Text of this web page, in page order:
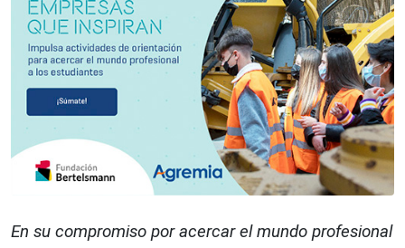
En su compromiso por acercar el mundo profesional